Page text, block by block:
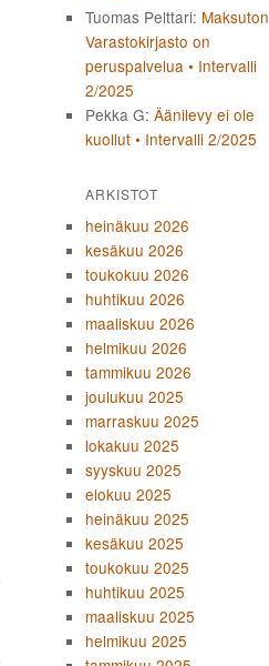
Tuomas Pelttari: Maksuton
Varastokirjasto on
peruspalvelua • Intervalli
2/2025
Pekka G: Äänilevy ei ole
kuollut • Intervalli 2/2025
ARKISTOT
heinäkuu 2026
kesäkuu 2026
toukokuu 2026
huhtikuu 2026
maaliskuu 2026
helmikuu 2026
tammikuu 2026
joulukuu 2025
marraskuu 2025
lokakuu 2025
syyskuu 2025
elokuu 2025
heinäkuu 2025
kesäkuu 2025
toukokuu 2025
huhtikuu 2025
maaliskuu 2025
helmikuu 2025